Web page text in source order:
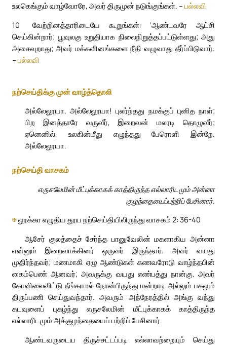
உலகெங்கும் வாழ்வோரே, அவர் திருமுன் நடுங்குங்கள். – பல்லவி
10
வேற்றினத்தாரிடையே கூறுங்கள்: ‘ஆண்டவரே ஆட்சி
செய்கின்றார்; பூவுலகு உறுதியாக நிலைநிறுத்தப்பட்டுள்ளது; அது
அசைவுறாது; அவர் மக்களினங்களை நீதி வழுவாது தீர்ப்பிடுவார்.
– பல்லவி
நற்செய்திக்கு முன் வாழ்த்தொலி
அல்லேலூயா, அல்லேலூயா! புலர்ந்தது நமக்குப் புனித நாள்;
பிற இனத்தாரே வருவீர், இறைவன் மலரடி தொழுவீர்;
ஏனெனில், உலகின்மீது எழுந்தது பேரொளி இன்றே.
அல்லேலூயா.
நற்செய்தி வாசகம்
எருசலேமின் மீட்புக்காகக் காத்திருந்த எல்லாரிடமும் அன்னா
குழந்தையைப்பற்றிப் பேசினார்.
✠லூக்கா எழுதிய தூய நற்செய்தியிலிருந்து வாசகம் 2: 36-40
ஆசேர் குலத்தைச் சேர்ந்த பானுவேலின் மகளாகிய அன்னா
என்னும் இறைவாக்கினர் ஒருவர் இருந்தார். அவர் வயது
முதிர்ந்தவர்; மணமாகி ஏழு ஆண்டுகள் கணவரோடு வாழ்ந்தபின்
கைம்பெண் ஆனவர்; அவருக்கு வயது எண்பத்து நான்கு. அவர்
கோவிலைவிட்டு நீங்காமல் நோன்பிருந்து மன்றாடி அல்லும் பகலும்
திருப்பணி செய்துவந்தார். அவரும் அந்நேரத்தில் அங்கு வந்து
கடவுளைப் புகழ்ந்து எருசலேமின் மீட்புக்காகக் காத்திருந்த
எல்லாரிடமும் அக்குழந்தையைப் பற்றிப் பேசினார்.
ஆண்டவருடைய திருச்சட்டப்படி எல்லாவற்றையும் செய்து